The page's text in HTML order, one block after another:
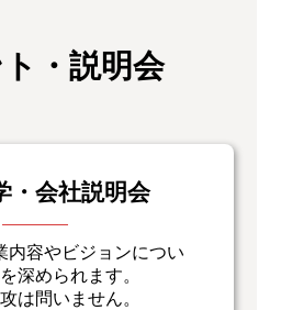
・説明会
・会社説明会
内容やビジョンについ
深められます。
は問いません。